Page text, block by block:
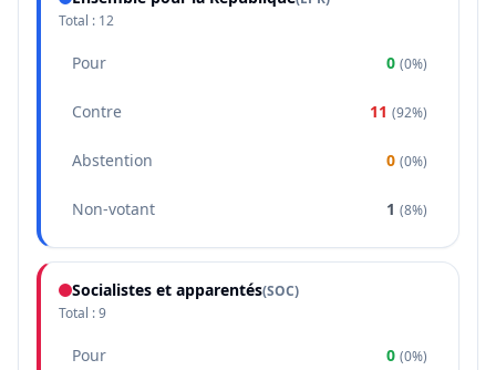
Total : 12
Pour 0 (0%)
Contre 11 (92%)
Abstention 0 (0%)
Non-votant 1 (8%)
Socialistes et apparentés(SOC)
Total :9
Pour 0 (0%)